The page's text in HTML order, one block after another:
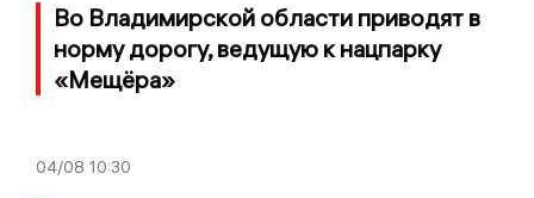
Во Владимирской области приводят в
норму дорогу, ведущую к нацпарку
«Мещёра»
04/08 10:30